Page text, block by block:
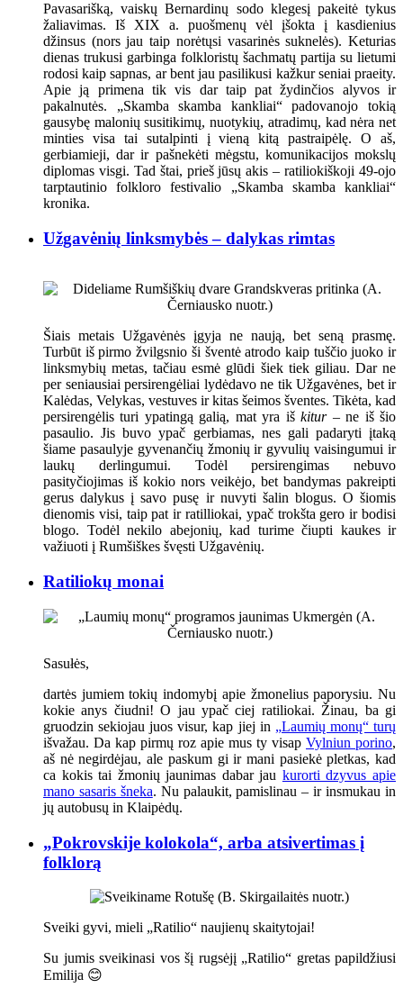
Pavasarišką, vaiskų Bernardinų sodo klegesį pakeitė tykus
žaliavimas. Iš XIX a. puošmenų vėl įšokta į kasdienius
džinsus (nors jau taip norėtųsi vasarinės suknelės). Keturias
dienas trukusi garbinga folkloristų šachmatų partija su lietumi
rodosi kaip sapnas, ar bent jau pasilikusi kažkur seniai praeity.
Apie ją primena tik vis dar taip pat žydinčios alyvos ir
pakalnutės. „Skamba skamba kankliai“ padovanojo tokią
gausybę malonių susitikimų, nuotykių, atradimų, kad nėra net
minties visa tai sutalpinti į vieną kitą pastraipėlę. O aš,
gerbiamieji, dar ir pašnekėti mėgstu, komunikacijos mokslų
diplomas visgi. Tad štai, prieš jūsų akis – ratiliokiškoji 49-ojo
tarptautinio folkloro festivalio „Skamba skamba kankliai“
kronika.
Užgavėnių linksmybės – dalykas rimtas
Šiais metais Užgavėnės įgyja ne naują, bet seną prasmę.
Turbūt iš pirmo žvilgsnio ši šventė atrodo kaip tuščio juoko ir
linksmybių metas, tačiau esmė glūdi šiek tiek giliau. Dar ne
per seniausiai persirengėliai lydėdavo ne tik Užgavėnes, bet ir
Kalėdas, Velykas, vestuves ir kitas šeimos šventes. Tikėta, kad
persirengėlis turi ypatingą galią, mat yra iškitur– ne iš šio
pasaulio. Jis buvo ypač gerbiamas, nes gali padaryti įtaką
šiame pasaulyje gyvenančių žmonių ir gyvulių vaisingumui ir
laukų derlingumui. Todėl persirengimas nebuvo
pasityčiojimas iš kokio nors veikėjo, bet bandymas pakreipti
gerus dalykus į savo pusę ir nuvyti šalin blogus. O šiomis
dienomis visi, taip pat ir ratilliokai, ypač trokšta gero ir bodisi
blogo. Todėl nekilo abejonių, kad turime čiupti kaukes ir
važiuoti į Rumšiškes švęsti Užgavėnių.
Ratiliokų monai
Sasułės,
dartės jumiem tokių indomybį apie žmonelius paporysiu. Nu
kokie anys čiudni! O jau ypač ciej ratiliokai. Žinau, ba gi
gruodzin sekiojau juos visur, kap jiej in „Laumių monų“ turų
išvažau. Da kap pirmų roz apie mus ty visap Vylniun porino,
aš nė negirdėjau, ale paskum gi ir mani pasiekė pletkas, kad
ca kokis tai žmonių jaunimas dabar jau kurorti dzyvus apie
mano sasaris šneka. Nu palaukit, pamislinau – ir insmukau in
jų autobusų in Klaipėdų.
„Pokrovskije kolokola“, arba atsivertimas į
folklorą
Sveiki gyvi, mieli „Ratilio“ naujienų skaitytojai!
Su jumis sveikinasi vos šį rugsėjį „Ratilio“ gretas papildžiusi
Emilija 😊